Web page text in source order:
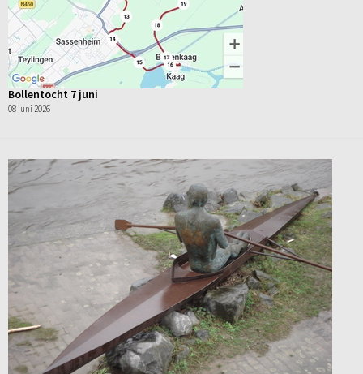
Bollentocht 7 juni
08 juni 2026